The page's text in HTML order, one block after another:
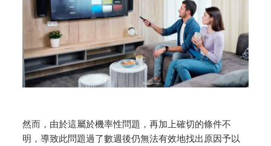
然而，由於這屬於機率性問題，再加上確切的條件不
明，導致此問題過了數週後仍無法有效地找出原因予以